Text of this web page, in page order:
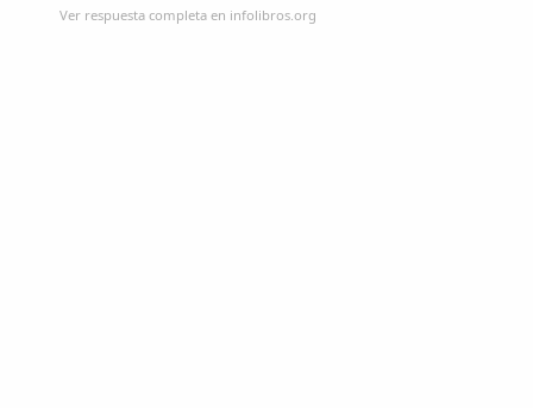
Ver respuesta completa en infolibros.org